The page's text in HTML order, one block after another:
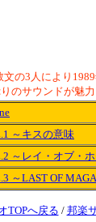
の3人により
のサウンドが魅
～キスの意味
～レイ・オブ・
～LAST OF
TOPへ戻る / 邦楽